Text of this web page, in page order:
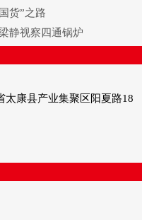
货”之路
静视察四通锅炉
太康县产业集聚区阳夏路18